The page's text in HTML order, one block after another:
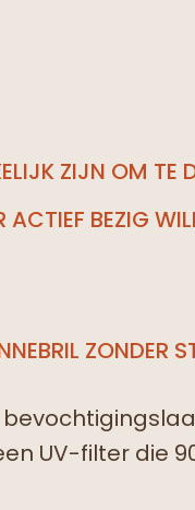
ZIJN OM TE
ACTIEF BEZIG
ZONDER
UV-filter die